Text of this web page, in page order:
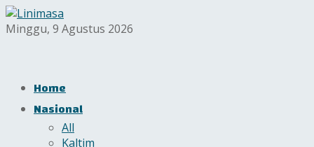
Minggu, 9 Agustus 2026
Home
Nasional
All
Kaltim